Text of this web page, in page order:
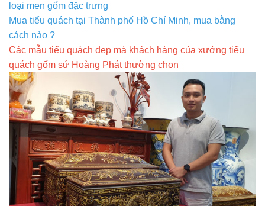
loại men gốm đặc trưng
Mua tiểu quách tại Thành phố Hồ Chí Minh, mua bằng
cách nào ?
Các mẫu tiểu quách đẹp mà khách hàng của xưởng tiểu
quách gốm sứ Hoàng Phát thường chọn